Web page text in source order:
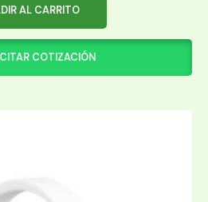
AL CARRITO
COTIZACIÓN